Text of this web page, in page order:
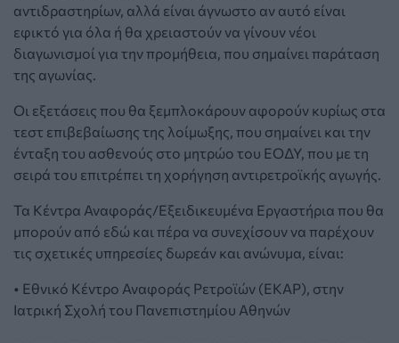
αντιδραστηρίων, αλλά είναι άγνωστο αν αυτό είναι
εφικτό για όλα ή θα χρειαστούν να γίνουν νέοι
διαγωνισμοί για την προμήθεια, που σημαίνει παράταση
της αγωνίας.
Οι εξετάσεις που θα ξεμπλοκάρουν αφορούν κυρίως στα
τεστ επιβεβαίωσης της λοίμωξης, που σημαίνει και την
ένταξη του ασθενούς στο μητρώο του ΕΟΔΥ, που με τη
σειρά του επιτρέπει τη χορήγηση αντιρετροϊκής αγωγής.
Τα Κέντρα Αναφοράς/Εξειδικευμένα Εργαστήρια που θα
μπορούν από εδώ και πέρα να συνεχίσουν να παρέχουν
τις σχετικές υπηρεσίες δωρεάν και ανώνυμα, είναι:
• Εθνικό Κέντρο Αναφοράς Ρετροϊών (ΕΚΑΡ), στην
Ιατρική Σχολή του Πανεπιστημίου Αθηνών